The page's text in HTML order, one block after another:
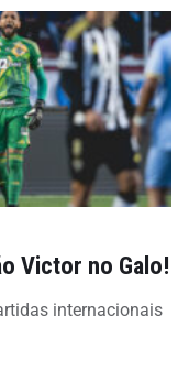
Victor no Galo!
internacionais